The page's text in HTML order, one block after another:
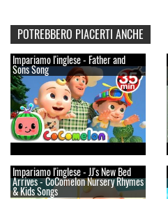
POTREBBERO PIACERTI ANCHE
Impariamo l'inglese - Father and
Sons Song
Impariamo l'inglese - JJ's New Bed
Arrives - CoComelon Nursery Rhymes
& Kids Songs